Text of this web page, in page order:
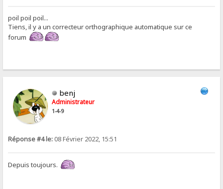
poil poil poil...
Tiens, il y a un correcteur orthographique automatique sur ce
forum
benj
Administrateur
1-4-9
Réponse #4 le: 08 Février 2022, 15:51
Depuis toujours.